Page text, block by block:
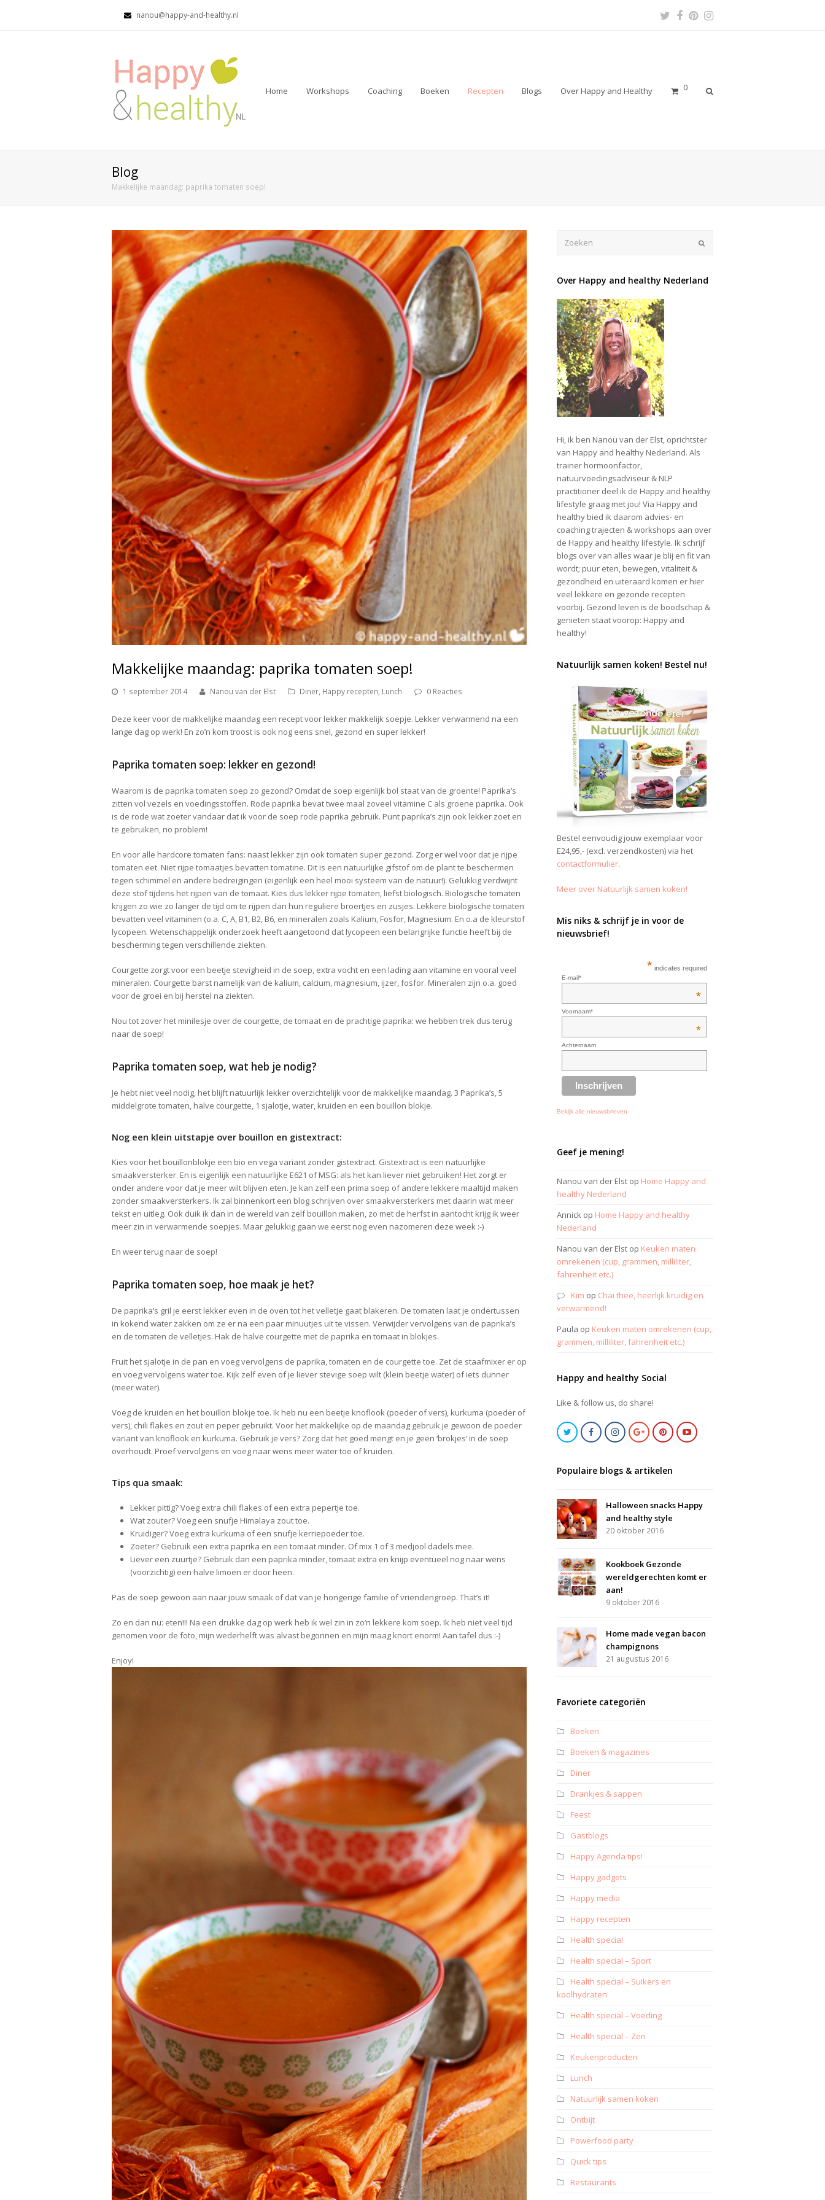
nanou@happy-and-healthy.nl
Twitter
Facebook
Pinterest
Home Workshops Coaching Boeken Recepten Blogs Over Happy and Healthy 0
Blog
Makkelijke maandag: paprika tomaten soep!
Makkelijke maandag: paprika tomaten soep!
1 september 2014 Nanou van der Elst Diner, Happy recepten, Lunch 0 Reacties
Deze keer voor de makkelijke maandag een recept voor lekker makkelijk soepje. Lekker verwarmend na een
lange dag op werk! En zo’n kom troost is ook nog eens snel, gezond en super lekker!
Paprika tomaten soep: lekker en gezond!
Waarom is de paprika tomaten soep zo gezond? Omdat de soep eigenlijk bol staat van de groente! Paprika’s
zitten vol vezels en voedingsstoffen. Rode paprika bevat twee maal zoveel vitamine C als groene paprika. Ook
is de rode wat zoeter vandaar dat ik voor de soep rode paprika gebruik. Punt paprika’s zijn ook lekker zoet en
te gebruiken, no problem!
En voor alle hardcore tomaten fans: naast lekker zijn ook tomaten super gezond. Zorg er wel voor dat je rijpe
tomaten eet. Niet rijpe tomaatjes bevatten tomatine. Dit is een natuurlijke gifstof om de plant te beschermen
tegen schimmel en andere bedreigingen (eigenlijk een heel mooi systeem van de natuur!). Gelukkig verdwijnt
deze stof tijdens het rijpen van de tomaat. Kies dus lekker rijpe tomaten, liefst biologisch. Biologische tomaten
krijgen zo wie zo langer de tijd om te rijpen dan hun reguliere broertjes en zusjes. Lekkere biologische tomaten
bevatten veel vitaminen (o.a. C, A, B1, B2, B6, en mineralen zoals Kalium, Fosfor, Magnesium. En o.a de kleurstof
lycopeen. Wetenschappelijk onderzoek heeft aangetoond dat lycopeen een belangrijke functie heeft bij de
bescherming tegen verschillende ziekten.
Courgette zorgt voor een beetje stevigheid in de soep, extra vocht en een lading aan vitamine en vooral veel
mineralen. Courgette barst namelijk van de kalium, calcium, magnesium, ijzer, fosfor. Mineralen zijn o.a. goed
voor de groei en bij herstel na ziekten.
Nou tot zover het minilesje over de courgette, de tomaat en de prachtige paprika: we hebben trek dus terug
naar de soep!
Paprika tomaten soep, wat heb je nodig?
Je hebt niet veel nodig, het blijft natuurlijk lekker overzichtelijk voor de makkelijke maandag. 3 Paprika’s, 5
middelgrote tomaten, halve courgette, 1 sjalotje, water, kruiden en een bouillon blokje.
Nog een klein uitstapje over bouillon en gistextract:
Kies voor het bouillonblokje een bio en vega variant zonder gistextract. Gistextract is een natuurlijke
smaakversterker. En is eigenlijk een natuurlijke E621 of MSG: als het kan liever niet gebruiken! Het zorgt er
onder andere voor dat je meer wilt blijven eten. Je kan zelf een prima soep of andere lekkere maaltijd maken
zonder smaakversterkers. Ik zal binnenkort een blog schrijven over smaakversterkers met daarin wat meer
tekst en uitleg. Ook duik ik dan in de wereld van zelf bouillon maken, zo met de herfst in aantocht krijg ik weer
meer zin in verwarmende soepjes. Maar gelukkig gaan we eerst nog even nazomeren deze week :-)
En weer terug naar de soep!
Paprika tomaten soep, hoe maak je het?
De paprika’s gril je eerst lekker even in de oven tot het velletje gaat blakeren. De tomaten laat je ondertussen
in kokend water zakken om ze er na een paar minuutjes uit te vissen. Verwijder vervolgens van de paprika’s
en de tomaten de velletjes. Hak de halve courgette met de paprika en tomaat in blokjes.
Fruit het sjalotje in de pan en voeg vervolgens de paprika, tomaten en de courgette toe. Zet de staafmixer er op
en voeg vervolgens water toe. Kijk zelf even of je liever stevige soep wilt (klein beetje water) of iets dunner
(meer water).
Voeg de kruiden en het bouillon blokje toe. Ik heb nu een beetje knoflook (poeder of vers), kurkuma (poeder of
vers), chili flakes en zout en peper gebruikt. Voor het makkelijke op de maandag gebruik je gewoon de poeder
variant van knoflook en kurkuma. Gebruik je vers? Zorg dat het goed mengt en je geen ‘brokjes’ in de soep
overhoudt. Proef vervolgens en voeg naar wens meer water toe of kruiden.
Tips qua smaak:
Lekker pittig? Voeg extra chili flakes of een extra pepertje toe.
Wat zouter? Voeg een snufje Himalaya zout toe.
Kruidiger? Voeg extra kurkuma of een snufje kerriepoeder toe.
Zoeter? Gebruik een extra paprika en een tomaat minder. Of mix 1 of 3 medjool dadels mee.
Liever een zuurtje? Gebruik dan een paprika minder, tomaat extra en knijp eventueel nog naar wens
(voorzichtig) een halve limoen er door heen.
Pas de soep gewoon aan naar jouw smaak of dat van je hongerige familie of vriendengroep. That’s it!
Zo en dan nu: eten!!! Na een drukke dag op werk heb ik wel zin in zo’n lekkere kom soep. Ik heb niet veel tijd
genomen voor de foto, mijn wederhelft was alvast begonnen en mijn maag knort enorm! Aan tafel dus :-)
Enjoy!
Over Happy and healthy Nederland
Hi, ik ben Nanou van der Elst, oprichtster
van Happy and healthy Nederland. Als
trainer hormoonfactor,
natuurvoedingsadviseur & NLP
practitioner deel ik de Happy and healthy
lifestyle graag met jou! Via Happy and
healthy bied ik daarom advies- en
coaching trajecten & workshops aan over
de Happy and healthy lifestyle. Ik schrijf
blogs over van alles waar je blij en fit van
wordt; puur eten, bewegen, vitaliteit &
gezondheid en uiteraard komen er hier
veel lekkere en gezonde recepten
voorbij. Gezond leven is de boodschap &
genieten staat voorop: Happy and
healthy!
Natuurlijk samen koken! Bestel nu!
Bestel eenvoudig jouw exemplaar voor
E24,95,- (excl. verzendkosten) via het
contactformulier.
Meer over Natuurlijk samen koken!
Mis niks & schrijf je in voor de
nieuwsbrief!
* indicates required
E-mail*
*
Voornaam*
*
Achternaam
Bekijk alle nieuwsbrieven
Geef je mening!
Nanou van der Elst op Home Happy and
healthy Nederland
Annick op Home Happy and healthy
Nederland
Nanou van der Elst op Keuken maten
omrekenen (cup, grammen, milliliter,
fahrenheit etc.)
Kim op Chai thee, heerlijk kruidig en
verwarmend!
Paula op Keuken maten omrekenen (cup,
grammen, milliliter, fahrenheit etc.)
Happy and healthy Social
Like & follow us, do share!
Populaire blogs & artikelen
Halloween snacks Happy
and healthy style
20 oktober 2016
Kookboek Gezonde
wereldgerechten komt er
aan!
9 oktober 2016
Home made vegan bacon
champignons
21 augustus 2016
Favoriete categoriën
Boeken
Boeken & magazines
Diner
Drankjes & sappen
Feest
Gastblogs
Happy Agenda tips!
Happy gadgets
Happy media
Happy recepten
Health special
Health special – Sport
Health special – Suikers en
koolhydraten
Health special – Voeding
Health special – Zen
Keukenproducten
Lunch
Natuurlijk samen koken
Ontbijt
Powerfood party
Quick tips
Restaurants